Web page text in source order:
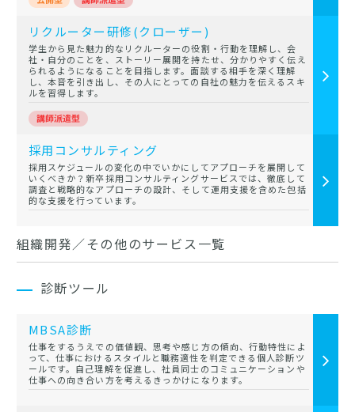
リクルーター研修(クローザー)
学生から見た魅力的なリクルーターの役割・行動を理解し、会
社・自分のことを、ストーリー展開を持たせ、分かりやすく伝え
られるようになることを目指します。面談する相手を深く理解
し、本音を引き出し、その人にとっての自社の魅力を伝えるスキ
ルを習得します。
採用コンサルティング
採用スケジュールの変化の中でいかにしてアプローチを展開して
いくべきか？新卒採用コンサルティングサービスでは、徹底して
調査と戦略的なアプローチの設計、そして運用支援を含めた包括
的な支援を行っています。
組織開発／その他のサービス一覧
診断ツール
MBSA診断
仕事をするうえでの価値観、思考や感じ方の傾向、行動特性によ
って、仕事におけるスタイルと職務適性を判定できる個人診断ツ
ールです。自己理解を促進し、社員同士のコミュニケーションや
仕事への向き合い方を考えるきっかけになります。